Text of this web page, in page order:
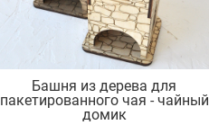
Башня из дерева для
пакетированного чая - чайный
домик